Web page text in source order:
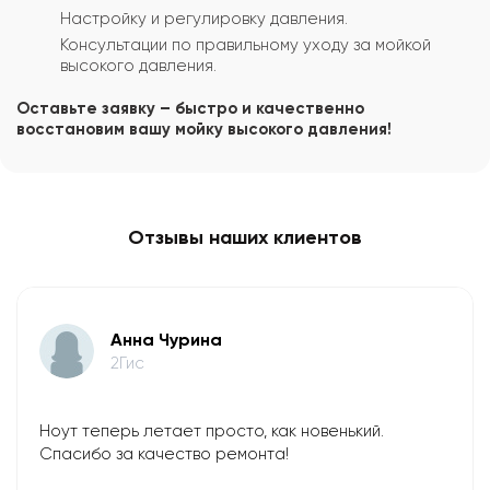
Настройку и регулировку давления.
Консультации по правильному уходу за мойкой
высокого давления.
Оставьте заявку – быстро и качественно
восстановим вашу мойку высокого давления!
Отзывы наших клиентов
Анна Чурина
2Гис
Ноут теперь летает просто, как новенький.
Спасибо за качество ремонта!